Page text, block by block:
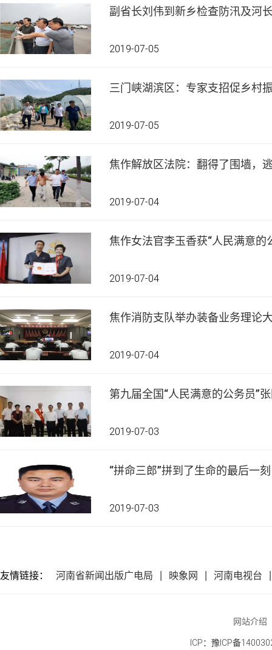
副省长刘伟到新乡检查防汛及河
2019-07-05
三门峡湖滨区：专家支招促乡村
2019-07-05
焦作解放区法院：翻得了围墙，
2019-07-04
焦作女法官李玉香获“人民满意的
2019-07-04
焦作消防支队举办装备业务理论
2019-07-04
第九届全国“人民满意的公务员”
2019-07-03
“拼命三郎”拼到了生命的最后一刻
2019-07-03
友情链接： 河南省新闻出版广电局 映象网 河南电视台
网站介绍
ICP：豫ICP备